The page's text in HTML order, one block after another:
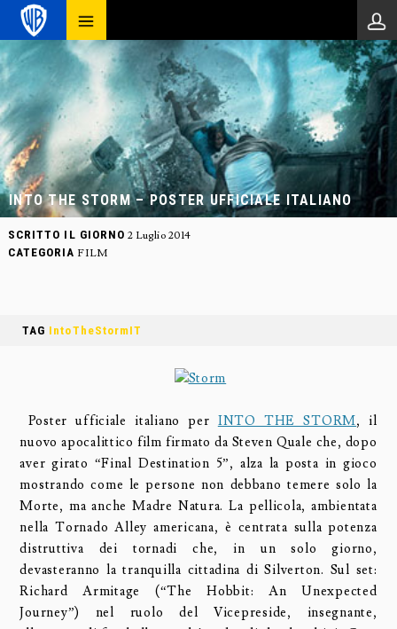
INTO THE STORM – POSTER UFFICIALE ITALIANO
SCRITTO IL GIORNO 2 Luglio 2014
CATEGORIA FILM
TAG IntoTheStormIT
Poster ufficiale italiano per INTO THE STORM, il
nuovo apocalittico film firmato da Steven Quale che, dopo
aver girato “Final Destination 5”, alza la posta in gioco
mostrando come le persone non debbano temere solo la
Morte, ma anche Madre Natura. La pellicola, ambientata
nella Tornado Alley americana, è centrata sulla potenza
distruttiva dei tornadi che, in un solo giorno,
devasteranno la tranquilla cittadina di Silverton. Sul set:
Richard Armitage (“The Hobbit: An Unexpected
Journey”) nel ruolo del Vicepreside, insegnante,